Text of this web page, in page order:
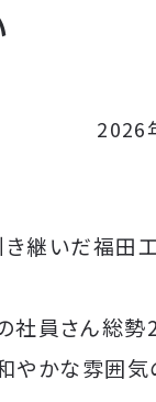
2026
継いだ福田
社員さん総
やかな雰囲気